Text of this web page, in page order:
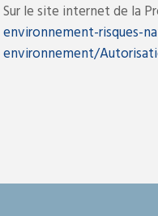
Sur le site internet de la
environnement-risques-
environnement/